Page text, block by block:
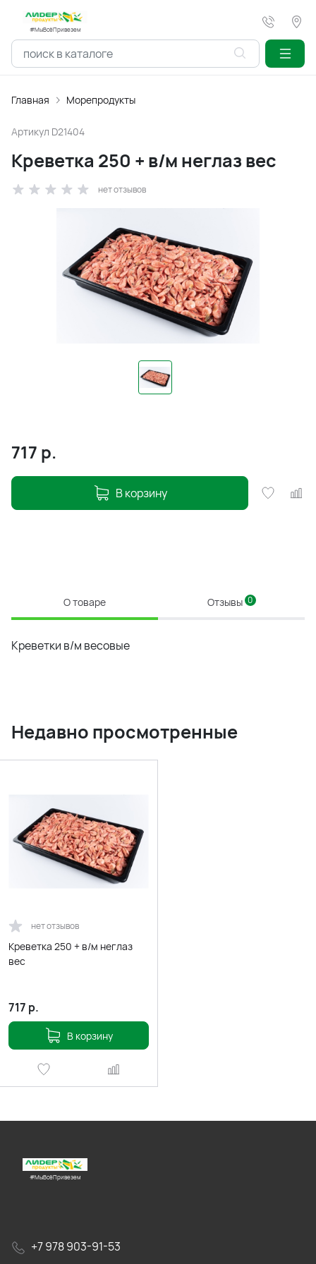
#МыВсёПривезем
Главная Морепродукты
Артикул D21404
Креветка 250 + в/м неглаз вес
нет отзывов
717 р.
В корзину
О товаре Отзывы 0
Креветки в/м весовые
Недавно просмотренные
нет отзывов
Креветка 250 + в/м неглаз
вес
717 р.
В корзину
#МыВсёПривезем
+7 978 903-91-53